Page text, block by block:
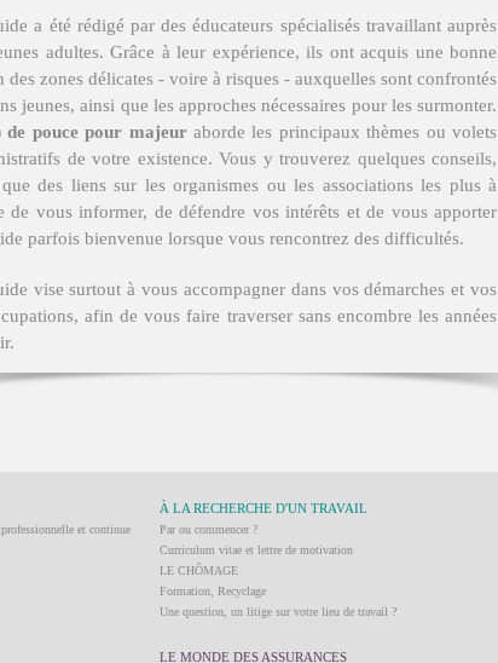
a été rédigé pardes éducateurs spécialisés travaillant auprès
adultes. Grâce à leur expérience, ils ont acquis une bonne
des zones délicates - voire à risques - auxquelles sont confrontés
jeunes, ainsi que les approches nécessaires pour les surmonter.
de pouce pour majeuraborde les principaux thèmes ou volets
de votre existence. Vous y trouverez quelques conseils,
des liens sur les organismes ou les associations les plus à
de vous informer, de défendre vos intérêts et de vous apporter
parfois bienvenue lorsque vous rencontrez des difficultés.
vise surtout à vous accompagner dans vos démarches et vos
afin de vous faire traverser sans encombre les années
et continue
À LA RECHERCHE D'UN TRAVAIL
Par ou commencer ?
Curriculum vitae et lettre de motivation
LE CHÔMAGE
Formation, Recyclage
Une question, un litige sur votre lieu de travail ?
LE MONDE DES ASSURANCES